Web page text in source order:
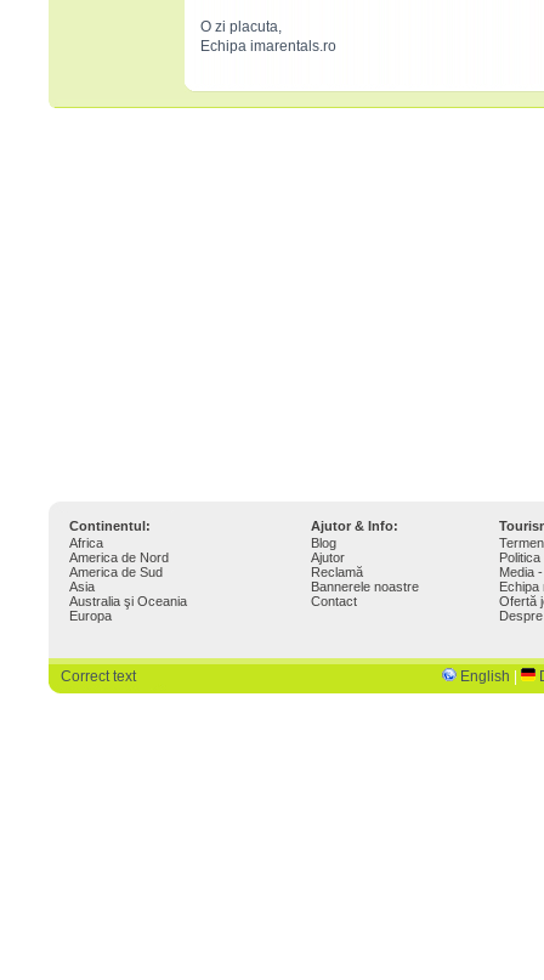
O zi placuta,
Echipa imarentals.ro
Continentul: Ajutor & Info:
Africa
America de Nord
America de Sud
Asia
Australia şi Oceania
Europa
Blog
Ajutor
Reclamă
Bannerele noastre
Contact
Media
Echipa
Ofertă
Correct text English